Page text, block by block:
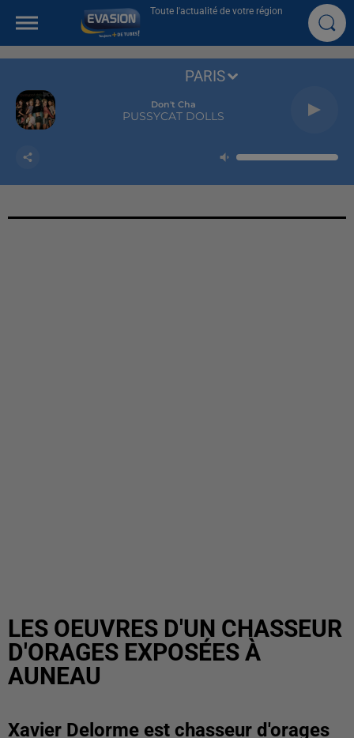
Toute l'actualité de votre région
Don't Cha
PUSSYCAT DOLLS
PARIS
LES OEUVRES D'UN CHASSEUR
D'ORAGES EXPOSÉES À
AUNEAU
Xavier Delorme est chasseur d'orages